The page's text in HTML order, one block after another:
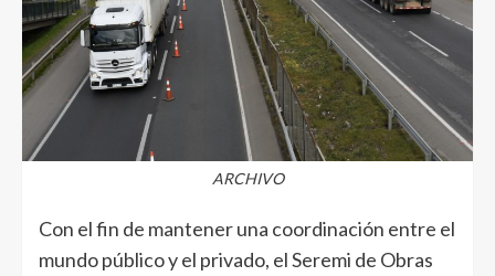
ARCHIVO
Con el fin de mantener una coordinación entre el
mundo público y el privado, el Seremi de Obras